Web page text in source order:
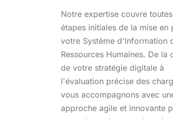
Notre expertise couvre
étapes initiales de la mise en
votre Système d'Information
Ressources Humaines. De la
de votre stratégie digitale à
l'évaluation précise des
vous accompagnons avec
approche agile et innovante